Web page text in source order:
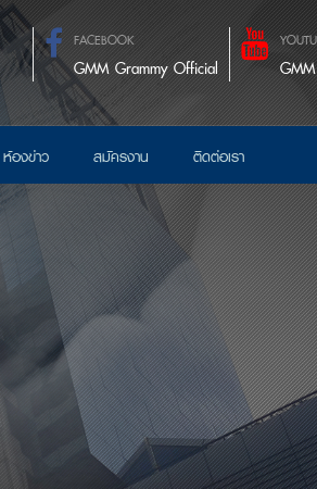
FACEBOOK
GMM Grammy Official
ห้องข่าว สมัครงาน ติดต่อเรา